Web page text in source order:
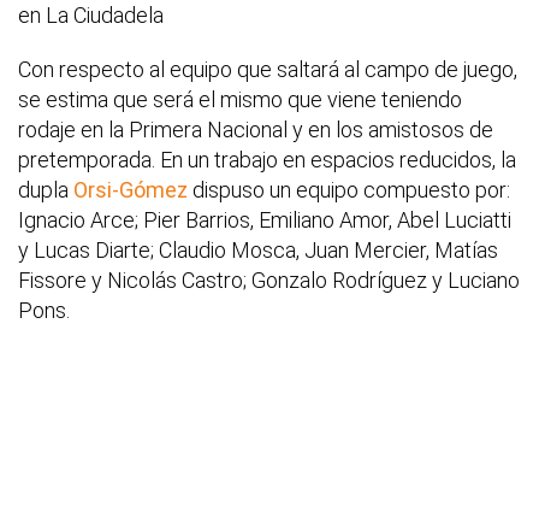
en La Ciudadela
Con respecto al equipo que saltará al campo de juego,
se estima que será el mismo que viene teniendo
rodaje en la Primera Nacional y en los amistosos de
pretemporada. En un trabajo en espacios reducidos, la
dupla Orsi-Gómez dispuso un equipo compuesto por:
Ignacio Arce; Pier Barrios, Emiliano Amor, Abel Luciatti
y Lucas Diarte; Claudio Mosca, Juan Mercier, Matías
Fissore y Nicolás Castro; Gonzalo Rodríguez y Luciano
Pons.